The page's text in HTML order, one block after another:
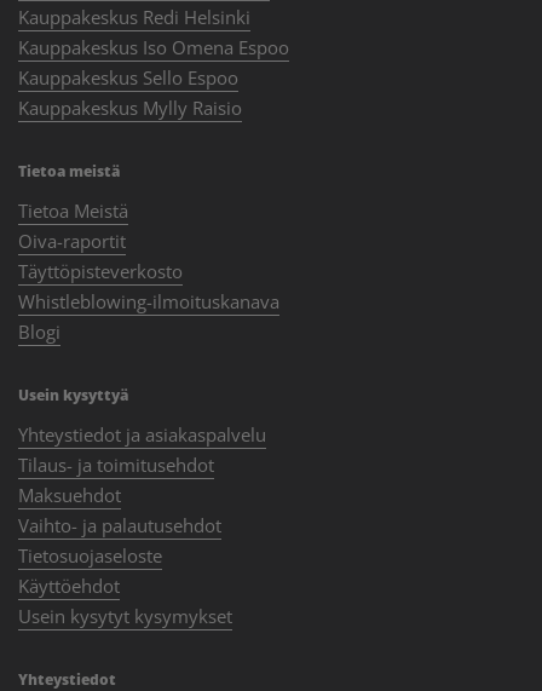
Kauppakeskus Redi Helsinki
Kauppakeskus Iso Omena Espoo
Kauppakeskus Sello Espoo
Kauppakeskus Mylly Raisio
Tietoa meistä
Tietoa Meistä
Oiva-raportit
Täyttöpisteverkosto
Whistleblowing-ilmoituskanava
Blogi
Usein kysyttyä
Yhteystiedot ja asiakaspalvelu
Tilaus- ja toimitusehdot
Maksuehdot
Vaihto- ja palautusehdot
Tietosuojaseloste
Käyttöehdot
Usein kysytyt kysymykset
Yhteystiedot